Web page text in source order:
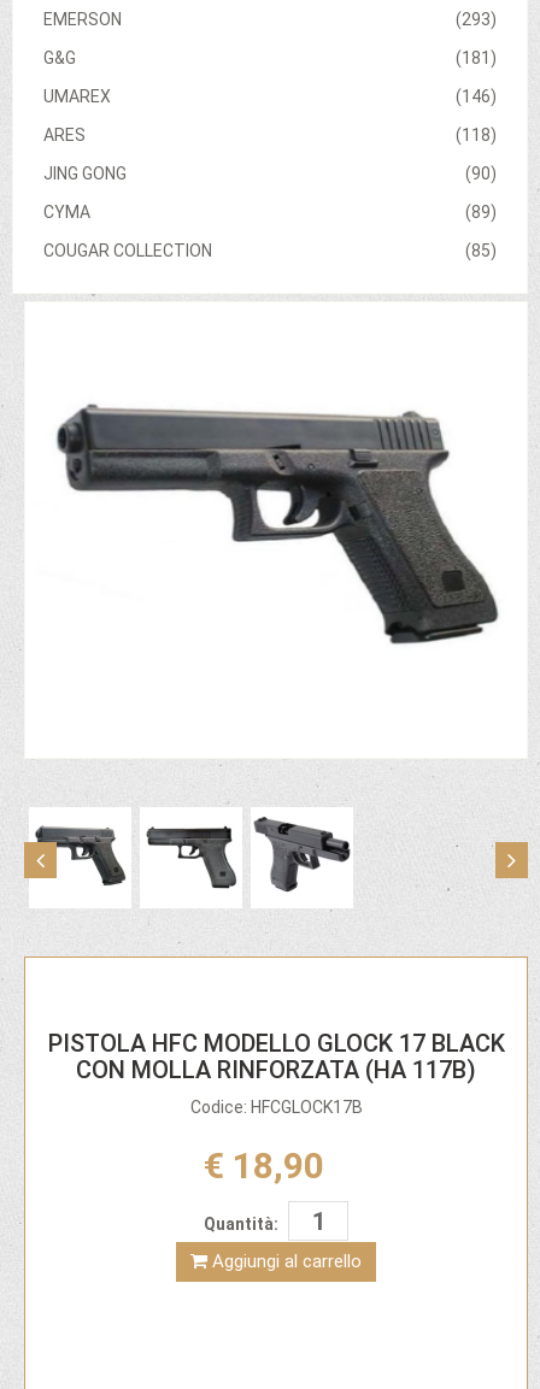
(293)
EMERSON
(181)
G&G
(146)
UMAREX
(118)
ARES
(90)
JING GONG
(89)
CYMA
(85)
COUGAR COLLECTION
PISTOLA HFC MODELLO GLOCK 17 BLACK
CON MOLLA RINFORZATA (HA 117B)
Codice: HFCGLOCK17B
€ 18,90
Quantità:
Aggiungi al carrello